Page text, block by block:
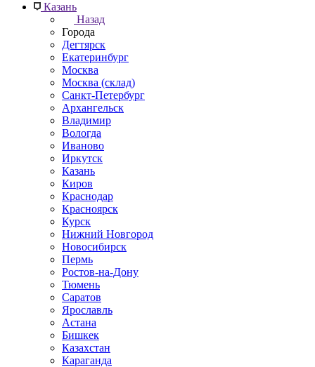
Казань
Назад
Города
Дегтярск
Екатеринбург
Москва
Москва (склад)
Санкт-Петербург
Архангельск
Владимир
Вологда
Иваново
Иркутск
Казань
Киров
Краснодар
Красноярск
Курск
Нижний Новгород
Новосибирск
Пермь
Ростов-на-Дону
Тюмень
Саратов
Ярославль
Астана
Бишкек
Казахстан
Караганда